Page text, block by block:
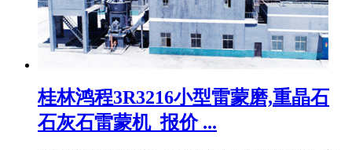
桂林鸿程3R3216小型雷蒙磨,重晶石
石灰石雷蒙机_报价 ...